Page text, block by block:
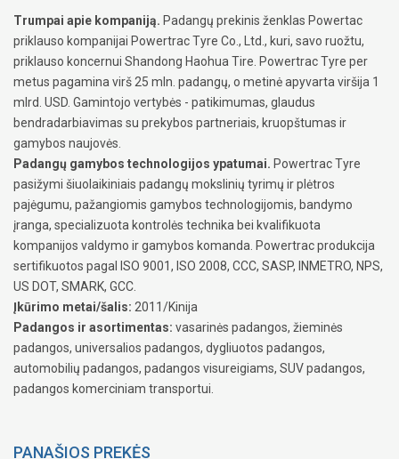
Trumpai apie kompaniją. Padangų prekinis ženklas Powertac
priklauso kompanijai Powertrac Tyre Co., Ltd., kuri, savo ruožtu,
priklauso koncernui Shandong Haohua Tire. Powertrac Tyre per
metus pagamina virš 25 mln. padangų, o metinė apyvarta viršija 1
mlrd. USD. Gamintojo vertybės - patikimumas, glaudus
bendradarbiavimas su prekybos partneriais, kruopštumas ir
gamybos naujovės.
Padangų gamybos technologijos ypatumai. Powertrac Tyre
pasižymi šiuolaikiniais padangų mokslinių tyrimų ir plėtros
pajėgumu, pažangiomis gamybos technologijomis, bandymo
įranga, specializuota kontrolės technika bei kvalifikuota
kompanijos valdymo ir gamybos komanda. Powertrac produkcija
sertifikuotos pagal ISO 9001, ISO 2008, CCC, SASP, INMETRO, NPS,
US DOT, SMARK, GCC.
Įkūrimo metai/šalis: 2011/Kinija
Padangos ir asortimentas: vasarinės padangos, žieminės
padangos, universalios padangos, dygliuotos padangos,
automobilių padangos, padangos visureigiams, SUV padangos,
padangos komerciniam transportui.
PANAŠIOS PREKĖS